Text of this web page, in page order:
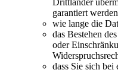
garantiert
wie lange die
das Bestehen
oder
dass Sie sich bei